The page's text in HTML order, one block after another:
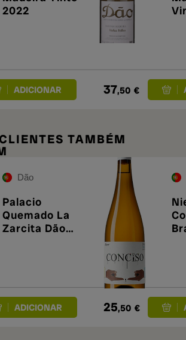
2022
37,50 €
TAMBÉM
Dão
Palacio
Quemado La
Zarcita Dão
25,50 €